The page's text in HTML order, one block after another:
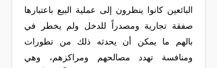
البائعين كانوا ينظرون إلى عملية البيع باعتبارها
صفقة تجارية ومصدراً للدخل ولم يخطر في
بالهم ما يمكن أن يحدثه ذلك من تطورات
ومنافسة تهدد مصالحهم ومراكزهم، وهي